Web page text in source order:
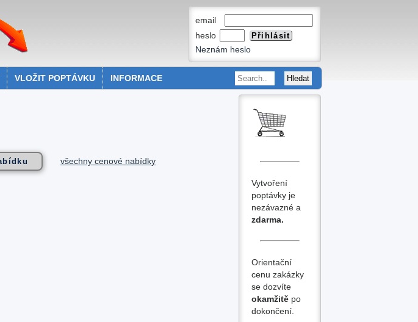
email
heslo
Neznám heslo
VLOŽIT POPTÁVKU INFORMACE
všechny cenové nabídky
Vytvoření
poptávky je
nezávazné a
zdarma.
Orientační
cenu zakázky
se dozvíte
okamžitěpo
dokončení.